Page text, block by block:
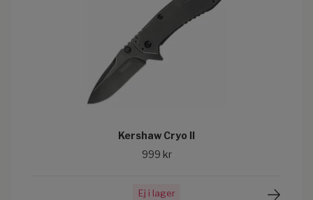
Kershaw Cryo II
999 kr
Ej i lager